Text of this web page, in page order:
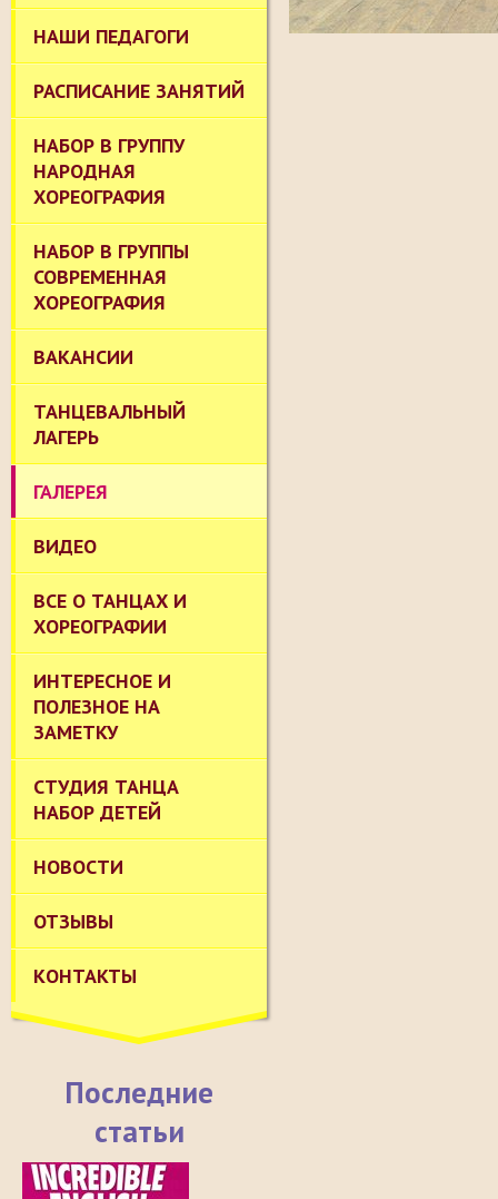
НАШИ ПЕДАГОГИ
РАСПИСАНИЕ ЗАНЯТИЙ
НАБОР В ГРУППУ
НАРОДНАЯ
ХОРЕОГРАФИЯ
НАБОР В ГРУППЫ
СОВРЕМЕННАЯ
ХОРЕОГРАФИЯ
ВАКАНСИИ
ТАНЦЕВАЛЬНЫЙ
ЛАГЕРЬ
ГАЛЕРЕЯ
ВИДЕО
ВСЕ О ТАНЦАХ И
ХОРЕОГРАФИИ
ИНТЕРЕСНОЕ И
ПОЛЕЗНОЕ НА
ЗАМЕТКУ
СТУДИЯ ТАНЦА
НАБОР ДЕТЕЙ
НОВОСТИ
ОТЗЫВЫ
КОНТАКТЫ
Последние
статьи